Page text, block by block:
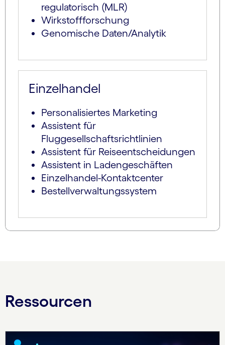
regulatorisch (MLR)
Wirkstoffforschung
Genomische Daten/Analytik
Einzelhandel
Personalisiertes Marketing
Assistent für
Fluggesellschaftsrichtlinien
Assistent für Reiseentscheidungen
Assistent in Ladengeschäften
Einzelhandel-Kontaktcenter
Bestellverwaltungssystem
Ressourcen